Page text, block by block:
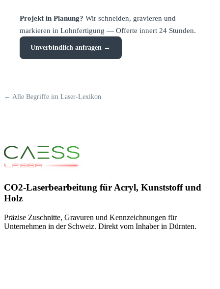
Projekt in Planung? Wir schneiden, gravieren und
markieren in Lohnfertigung — Offerte innert 24 Stunden.
Unverbindlich anfragen →
← Alle Begriffe im Laser-Lexikon
CO2-Laserbearbeitung für Acryl, Kunststoff und
Holz
Präzise Zuschnitte, Gravuren und Kennzeichnungen für
Unternehmen in der Schweiz. Direkt vom Inhaber in Dürnten.